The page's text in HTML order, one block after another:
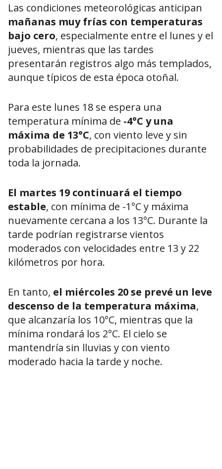
Las condiciones meteorológicas anticipan
mañanas muy frías con temperaturas
bajo cero, especialmente entre el lunes y el
jueves, mientras que las tardes
presentarán registros algo más templados,
aunque típicos de esta época otoñal.
Para este lunes 18 se espera una
temperatura mínima de -4°C y una
máxima de 13°C, con viento leve y sin
probabilidades de precipitaciones durante
toda la jornada.
El martes 19 continuará el tiempo
estable, con mínima de -1°C y máxima
nuevamente cercana a los 13°C. Durante la
tarde podrían registrarse vientos
moderados con velocidades entre 13 y 22
kilómetros por hora.
En tanto, el miércoles 20 se prevé un leve
descenso de la temperatura máxima,
que alcanzaría los 10°C, mientras que la
mínima rondará los 2°C. El cielo se
mantendría sin lluvias y con viento
moderado hacia la tarde y noche.